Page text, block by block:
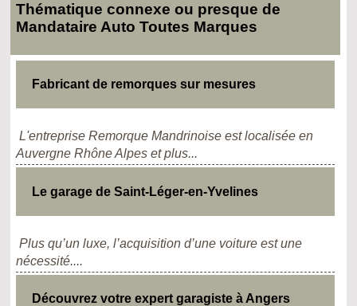
Thématique connexe ou presque de
Mandataire Auto Toutes Marques
Fabricant de remorques sur mesures
L'entreprise Remorque Mandrinoise est localisée en
Auvergne Rhône Alpes et plus...
Le garage de Saint-Léger-en-Yvelines
Plus qu’un luxe, l’acquisition d’une voiture est une
nécessité....
Découvrez votre expert garagiste à Angers